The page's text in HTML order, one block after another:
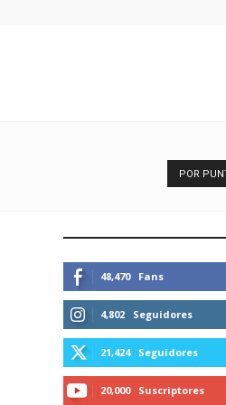
POR
48,470 Fans
4,802 Seguidores
21,424 Seguidores
20,000 Suscriptores